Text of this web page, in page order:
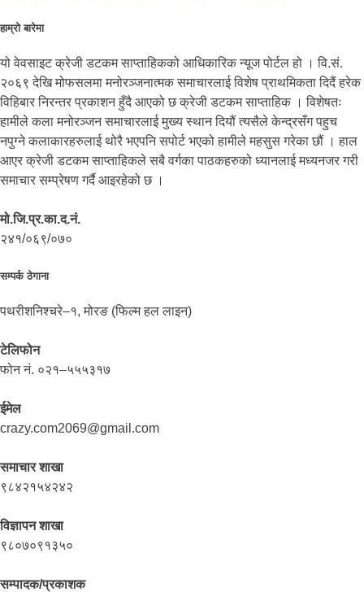
हाम्रो बारेमा
यो वेवसाइट क्रेजी डटकम साप्ताहिकको आधिकारिक न्यूज पोर्टल हो । वि.सं.
२०६९ देखि मोफसलमा मनोरञ्जनात्मक समाचारलाई विशेष प्राथमिकता दिदैं हरेक
विहिबार निरन्तर प्रकाशन हुँदै आएको छ क्रेजी डटकम साप्ताहिक । विशेषतः
हामीले कला मनोरञ्जन समाचारलाई मुख्य स्थान दियौं त्यसैले केन्द्रसँग पहुच
नपुग्ने कलाकारहरुलाई थोरै भएपनि सपोर्ट भएको हामीले महसुस गरेका छौं । हाल
आएर क्रेजी डटकम साप्ताहिकले सबै वर्गका पाठकहरुको ध्यानलाई मध्यनजर गरी
समाचार सम्प्रेषण गर्दै आइरहेको छ ।
मो.जि.प्र.का.द.नं.
२४१/०६९/०७०
सम्पर्क ठेगाना
पथरीशनिश्चरे–१, मोरङ (फिल्म हल लाइन)
टेलिफोन
फोन नं. ०२१–५५५३१७
ईमेल
crazy.com2069@gmail.com
समाचार शाखा
९८४२१५४२४२
विज्ञापन शाखा
९८०७०९१३५०
सम्पादक/प्रकाशक